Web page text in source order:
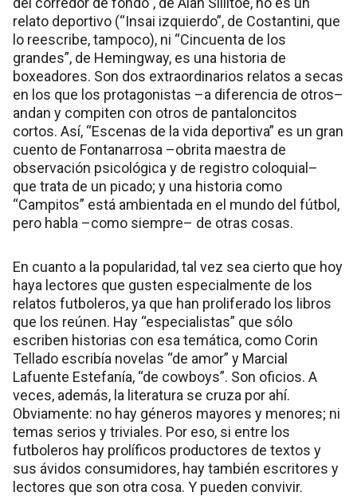
relato deportivo (“Insai izquierdo”, de Costantini, que
lo reescribe, tampoco), ni “Cincuenta de los
grandes”, de Hemingway, es una historia de
boxeadores. Son dos extraordinarios relatos a secas
en los que los protagonistas –a diferencia de otros–
andan y compiten con otros de pantaloncitos
cortos. Así, “Escenas de la vida deportiva” es un gran
cuento de Fontanarrosa –obrita maestra de
observación psicológica y de registro coloquial–
que trata de un picado; y una historia como
“Campitos” está ambientada en el mundo del fútbol,
pero habla –como siempre– de otras cosas.
En cuanto a la popularidad, tal vez sea cierto que hoy
haya lectores que gusten especialmente de los
relatos futboleros, ya que han proliferado los libros
que los reúnen. Hay “especialistas” que sólo
escriben historias con esa temática, como Corin
Tellado escribía novelas “de amor” y Marcial
Lafuente Estefanía, “de cowboys”. Son oficios. A
veces, además, la literatura se cruza por ahí.
Obviamente: no hay géneros mayores y menores; ni
temas serios y triviales. Por eso, si entre los
futboleros hay prolíficos productores de textos y
sus ávidos consumidores, hay también escritores y
lectores que son otra cosa. Y pueden convivir.